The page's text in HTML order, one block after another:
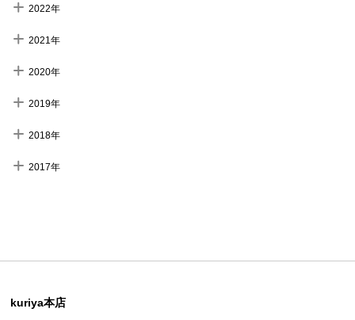
2022年
2021年
2020年
2019年
2018年
2017年
kuriya本店